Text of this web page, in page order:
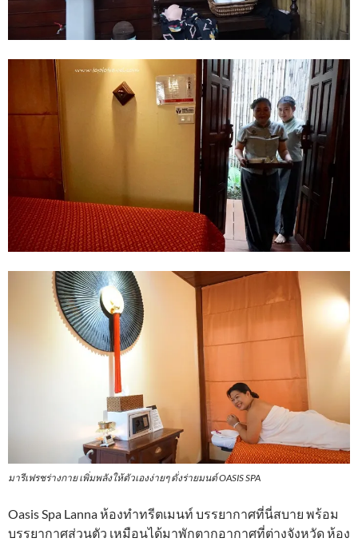
มารีเฟรชร่างกาย เพิ่มพลังให้ตัวเองง่ายๆ ดั่งร่ายมนต์ OASIS SPA
Oasis Spa Lanna ห้องทำทรีตเมนท์ บรรยากาศที่นี่สบาย พร้อม
บรรยากาศส่วนตัว เหมือนได้มาพักตากอากาศที่ต่างจังหวัด ห้อง